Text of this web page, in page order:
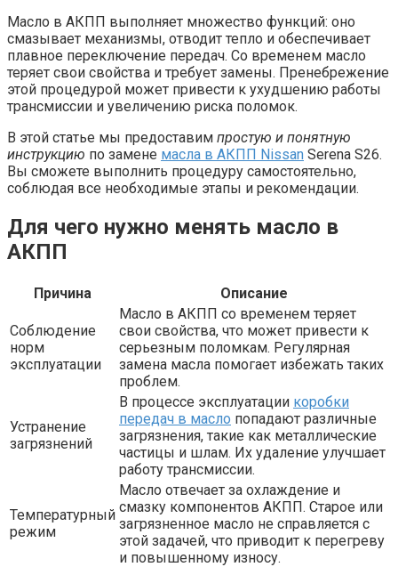
Масло в АКПП выполняет множество функций: оно
смазывает механизмы, отводит тепло и обеспечивает
плавное переключение передач. Со временем масло
теряет свои свойства и требует замены. Пренебрежение
этой процедурой может привести к ухудшению работы
трансмиссии и увеличению риска поломок.
В этой статье мы предоставим простую и понятную
инструкцию по замене масла в АКПП Nissan Serena S26.
Вы сможете выполнить процедуру самостоятельно,
соблюдая все необходимые этапы и рекомендации.
Для чего нужно менять масло в
АКПП
Причина Описание
Соблюдение
норм
эксплуатации
Масло в АКПП со временем теряет
свои свойства, что может привести к
серьезным поломкам. Регулярная
замена масла помогает избежать таких
проблем.
Устранение
загрязнений
В процессе эксплуатации коробки
передач в масло попадают различные
загрязнения, такие как металлические
частицы и шлам. Их удаление улучшает
работу трансмиссии.
Температурный
режим
Масло отвечает за охлаждение и
смазку компонентов АКПП. Старое или
загрязненное масло не справляется с
этой задачей, что приводит к перегреву
и повышенному износу.